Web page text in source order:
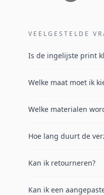
VEELGESTELDE
Is de ingelijste print
Welke maat moet ik
Welke materialen
Hoe lang duurt de
Kan ik retourneren?
Kan ik een